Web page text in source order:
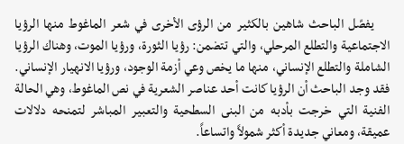
يفصّل الباحث شاهين بالكثير من الرؤى الأخرى في شعر الماغوط منها الرؤيا
الاجتماعية والتطلع المرحلي، والتي تتضمن: رؤيا الثورة، ورؤيا الموت، وهناك الرؤيا
الشاملة والتطلع الإنساني، منها ما يخص وعي أزمة الوجود، ورؤيا الانهيار الإنساني.
فقد وجد الباحث أن الرؤيا كانت أحد عناصر الشعرية في نص الماغوط، وهي الحالة
الفنية التي خرجت بأدبه من البنى السطحية والتعبير المباشر لتمنحه دلالات
عميقة، ومعاني جديدة أكثر شمولاً واتساعاً.